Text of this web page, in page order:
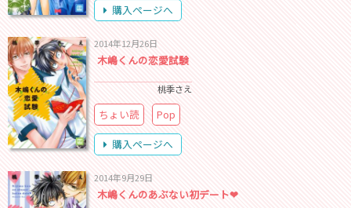
購入ページへ
2014年12月26日
木嶋くんの恋愛試験
桃季さえ
ちょい読
Pop
購入ページへ
2014年9月29日
木嶋くんのあぶない初デート❤